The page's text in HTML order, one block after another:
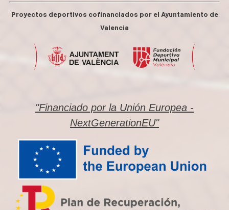
Proyectos deportivos cofinanciados por el Ayuntamiento de
Valencia
"Financiado por la Unión Europea -
NextGenerationEU"